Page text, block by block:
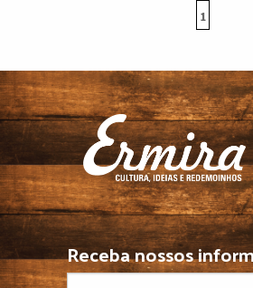
1
Receba nossos